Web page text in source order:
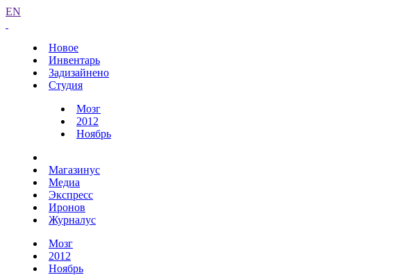
EN
Новое
Инвентарь
Задизайнено
Студия
Мозг
2012
Ноябрь
Магазинус
Медиа
Экспресс
Иронов
Журналус
Мозг
2012
Ноябрь